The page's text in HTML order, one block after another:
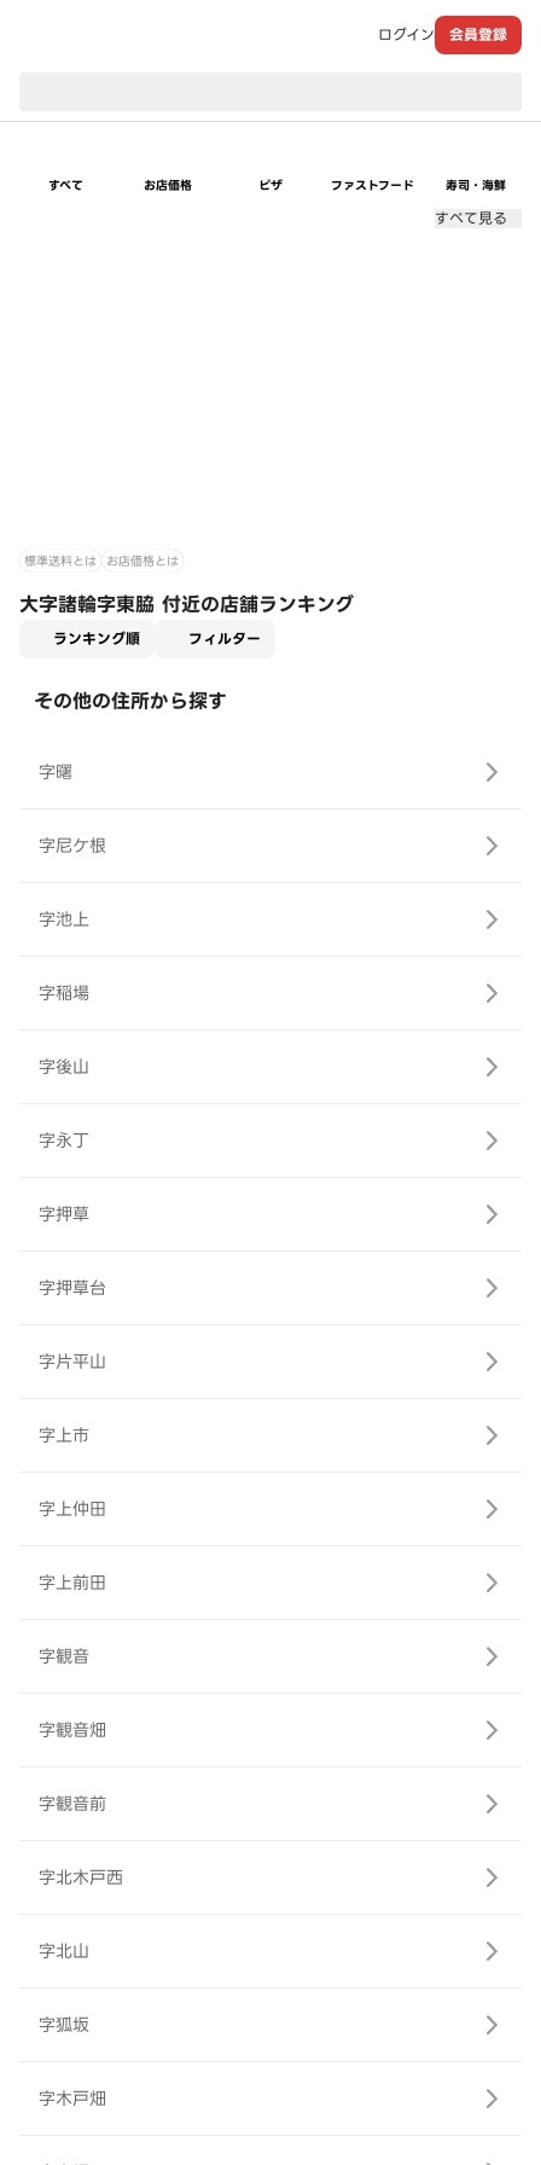
ログイン 会員登録
すべて お店価格 ピザ ファストフード 寿司・海鮮
すべて見る
標準送料とは お店価格とは
大字諸輪字東脇 付近の店舗ランキング
ランキング順 フィルター
その他の住所から探す
字曙
字尼ケ根
字池上
字稲場
字後山
字永丁
字押草
字押草台
字片平山
字上市
字上仲田
字上前田
字観音
字観音畑
字観音前
字北木戸西
字北山
字狐坂
字木戸畑